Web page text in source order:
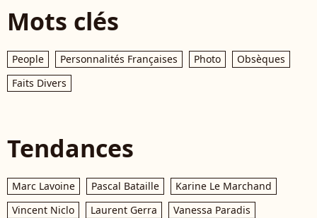
Mots clés
People Personnalités Françaises Photo
Obsèques
Faits Divers
Tendances
Marc Lavoine Pascal Bataille
Karine Le Marchand
Vincent Niclo
Laurent Gerra
Vanessa Paradis